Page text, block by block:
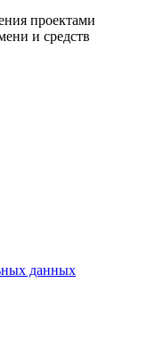
проектами
и средств
данных